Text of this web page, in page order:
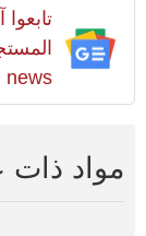
news
مواد ذات